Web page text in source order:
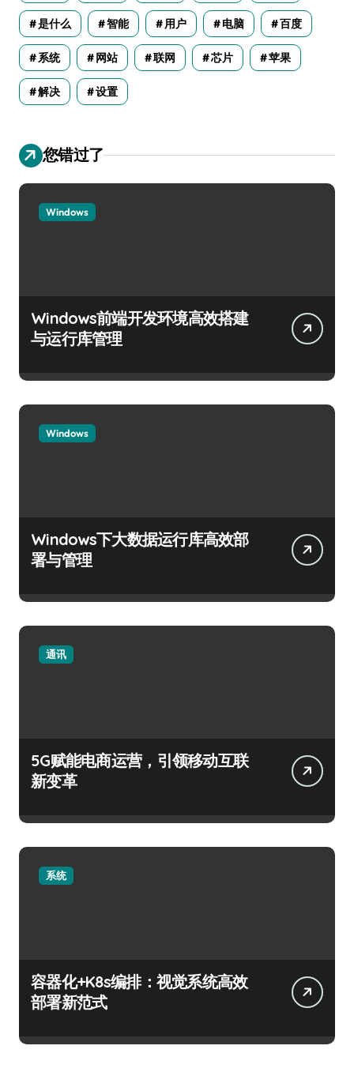
是什么 智能 用户 电脑 百度
系统 网站 联网 芯片 苹果
解决 设置
您错过了
Windows
Windows前端开发环境高效搭建
与运行库管理
Windows
Windows下大数据运行库高效部
署与管理
通讯
5G赋能电商运营，引领移动互联
新变革
系统
容器化+K8s编排：视觉系统高效
部署新范式